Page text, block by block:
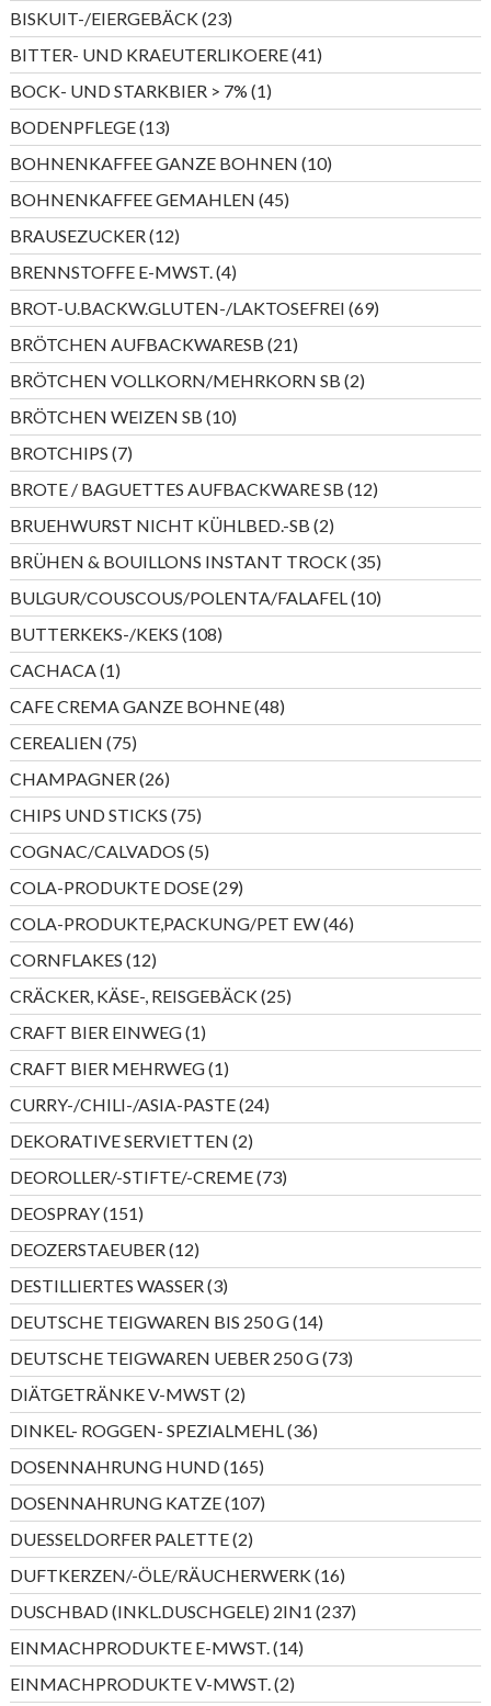
Produkte
BISKUIT-/EIERGEBÄCK 2323
Produkte
BITTER- UND KRAEUTERLIKOERE 4141
Produkte
BOCK- UND STARKBIER > 7% 11
Produkt
BODENPFLEGE 1313
Produkte
BOHNENKAFFEE GANZE BOHNEN 1010
Produkte
BOHNENKAFFEE GEMAHLEN 4545
Produkte
BRAUSEZUCKER 1212
Produkte
BRENNSTOFFE E-MWST. 44
Produkte
BROT-U.BACKW.GLUTEN-/LAKTOSEFREI 6969
Produkte
BRÖTCHEN AUFBACKWARESB 2121
Produkte
BRÖTCHEN VOLLKORN/MEHRKORN SB 22
Produkte
BRÖTCHEN WEIZEN SB 1010
Produkte
BROTCHIPS 77
Produkte
BROTE / BAGUETTES AUFBACKWARE SB 1212
Produkte
BRUEHWURST NICHT KÜHLBED.-SB 22
Produkte
BRÜHEN & BOUILLONS INSTANT TROCK 3535
Produkte
BULGUR/COUSCOUS/POLENTA/FALAFEL 1010
Produkte
BUTTERKEKS-/KEKS 108108
Produkte
CACHACA 11
Produkt
CAFE CREMA GANZE BOHNE 4848
Produkte
CEREALIEN 7575
Produkte
CHAMPAGNER 2626
Produkte
CHIPS UND STICKS 7575
Produkte
COGNAC/CALVADOS 55
Produkte
COLA-PRODUKTE DOSE 2929
Produkte
COLA-PRODUKTE,PACKUNG/PET EW 4646
Produkte
CORNFLAKES 1212
Produkte
CRÄCKER, KÄSE-, REISGEBÄCK 2525
Produkte
CRAFT BIER EINWEG 11
Produkt
CRAFT BIER MEHRWEG 11
Produkt
CURRY-/CHILI-/ASIA-PASTE 2424
Produkte
DEKORATIVE SERVIETTEN 22
Produkte
DEOROLLER/-STIFTE/-CREME 7373
Produkte
DEOSPRAY 151151
Produkte
DEOZERSTAEUBER 1212
Produkte
DESTILLIERTES WASSER 33
Produkte
DEUTSCHE TEIGWAREN BIS 250 G 1414
Produkte
DEUTSCHE TEIGWAREN UEBER 250 G 7373
Produkte
DIÄTGETRÄNKE V-MWST 22
Produkte
DINKEL- ROGGEN- SPEZIALMEHL 3636
Produkte
DOSENNAHRUNG HUND 165165
Produkte
DOSENNAHRUNG KATZE 107107
Produkte
DUESSELDORFER PALETTE 22
Produkte
DUFTKERZEN/-ÖLE/RÄUCHERWERK 1616
Produkte
DUSCHBAD (INKL.DUSCHGELE) 2IN1 237237
Produkte
EINMACHPRODUKTE E-MWST. 1414
Produkte
EINMACHPRODUKTE V-MWST. 22